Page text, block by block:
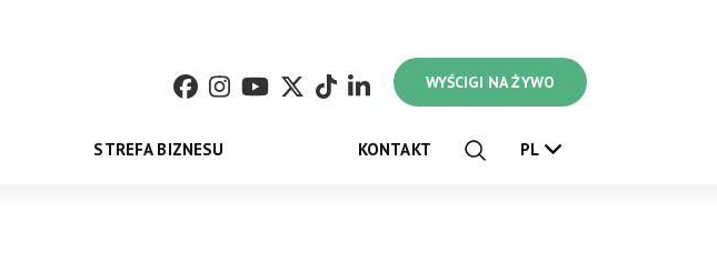
WYŚCIGI NA ŻYWO
STREFA BIZNESU KONTAKT PL